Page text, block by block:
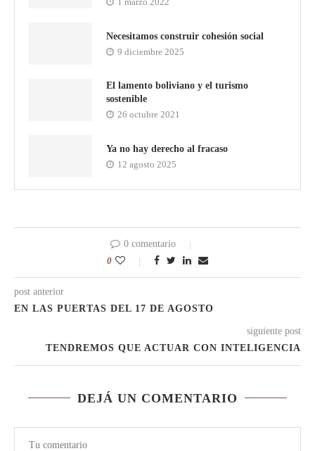
Necesitamos construir cohesión social
9 diciembre 2025
El lamento boliviano y el turismo
sostenible
26 octubre 2021
Ya no hay derecho al fracaso
12 agosto 2025
0 comentario
0
post anterior
EN LAS PUERTAS DEL 17 DE AGOSTO
siguiente post
TENDREMOS QUE ACTUAR CON INTELIGENCIA
DEJÁ UN COMENTARIO